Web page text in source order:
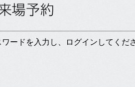
ードを入力し、ログインしてく